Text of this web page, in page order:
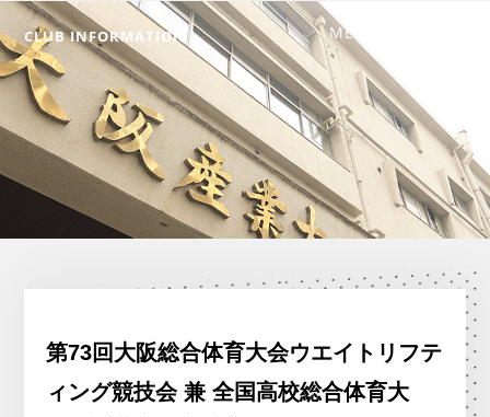
CLUB INFORMATION
第73回大阪総合体育大会ウエイトリフテ
ィング競技会 兼 全国高校総合体育大